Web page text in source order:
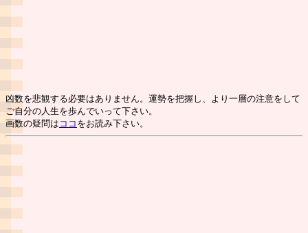
凶数を悲観する必要はありません。運勢を把握し、より一層の注意をして
ご自分の人生を歩んでいって下さい。
画数の疑問は ココ をお読み下さい。